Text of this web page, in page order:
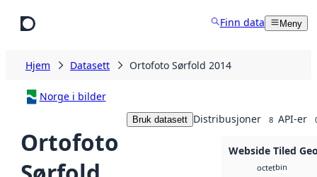
Finn data Meny
Hjem Datasett Ortofoto Sørfold 2014
Norge i bilder
Ortofoto
Bruk datasett Distribusjoner 8 API-er
Webside Tiled
octetbin